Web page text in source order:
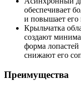
обеспечивает
и повышает его
Крыльчатка
создают
форма
снижают его
Преимущества